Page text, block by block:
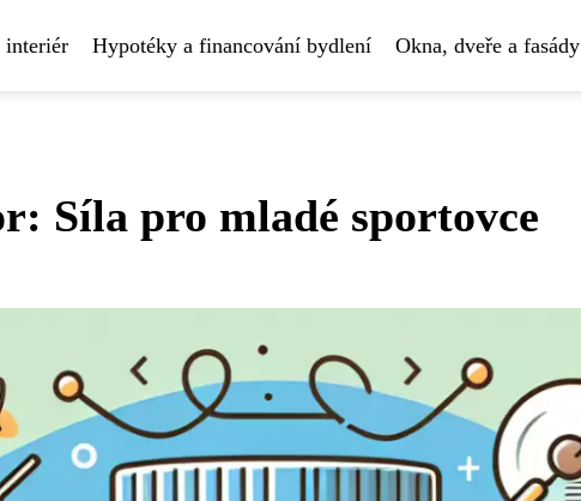
interiér Hypotéky a financování bydlení Okna, dveře a fasády
Síla pro mladé sportovce